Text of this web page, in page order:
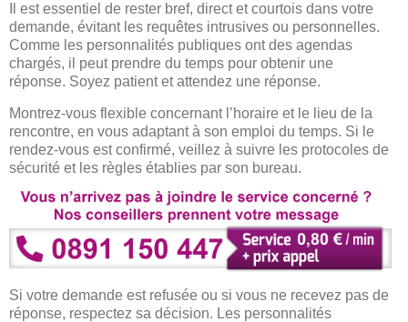
Il est essentiel de rester bref, direct et courtois dans votre
demande, évitant les requêtes intrusives ou personnelles.
Comme les personnalités publiques ont des agendas
chargés, il peut prendre du temps pour obtenir une
réponse. Soyez patient et attendez une réponse.
Montrez-vous flexible concernant l’horaire et le lieu de la
rencontre, en vous adaptant à son emploi du temps. Si le
rendez-vous est confirmé, veillez à suivre les protocoles de
sécurité et les règles établies par son bureau.
Si votre demande est refusée ou si vous ne recevez pas de
réponse, respectez sa décision. Les personnalités